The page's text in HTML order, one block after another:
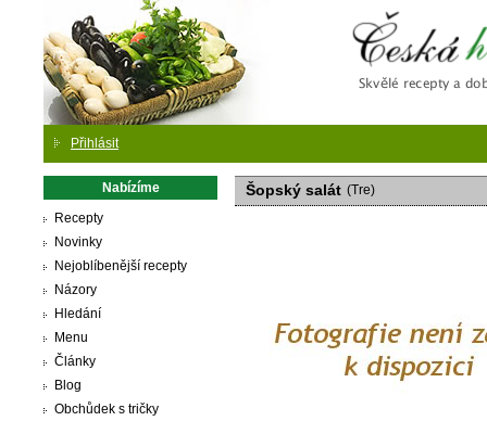
Přihlásit
Nabízíme
Recepty
Novinky
Nejoblíbenější recepty
Názory
Hledání
Menu
Články
Blog
Obchůdek s tričky
Šopský salát (Tre)